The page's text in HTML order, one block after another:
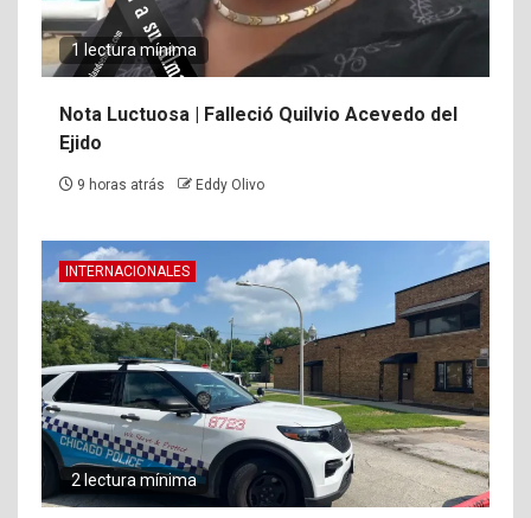
1 lectura mínima
Nota Luctuosa | Falleció Quilvio Acevedo del
Ejido
9 horas atrás Eddy Olivo
INTERNACIONALES
2 lectura mínima